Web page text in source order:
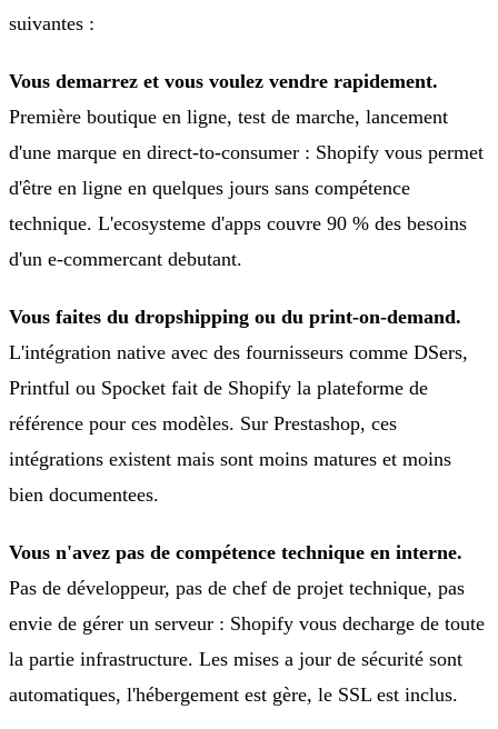
suivantes :
Vous demarrez et vous voulez vendre rapidement.
Première boutique en ligne, test de marche, lancement
d'une marque en direct-to-consumer : Shopify vous permet
d'être en ligne en quelques jours sans compétence
technique. L'ecosysteme d'apps couvre 90 % des besoins
d'un e-commercant debutant.
Vous faites du dropshipping ou du print-on-demand.
L'intégration native avec des fournisseurs comme DSers,
Printful ou Spocket fait de Shopify la plateforme de
référence pour ces modèles. Sur Prestashop, ces
intégrations existent mais sont moins matures et moins
bien documentees.
Vous n'avez pas de compétence technique en interne.
Pas de développeur, pas de chef de projet technique, pas
envie de gérer un serveur : Shopify vous decharge de toute
la partie infrastructure. Les mises a jour de sécurité sont
automatiques, l'hébergement est gère, le SSL est inclus.